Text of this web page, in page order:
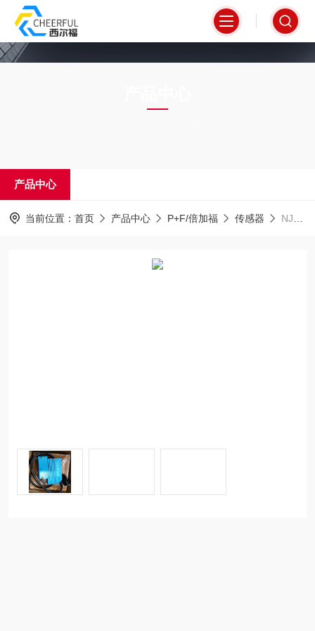
产品中心
当前位置： 首页 产品中心 P+F/倍加福 传感器 NJ5-18GM-N新一代倍加福传感器光电开关货真价实